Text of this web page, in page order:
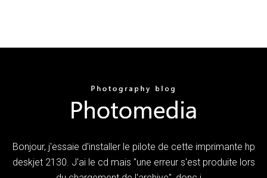
Bonjour, j'essaie d'installer le pilote de cette imprimante hp
deskjet 2130. J'ai le cd mais "une erreur s'est produite lors